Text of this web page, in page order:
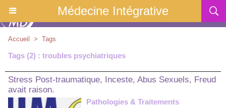
Médecine Intégrative
Accueil > Tags
Tags (2) : troubles psychiatriques
Stress Post-traumatique, Inceste, Abus Sexuels, Freud
avait raison.
Pathologies & Traitements